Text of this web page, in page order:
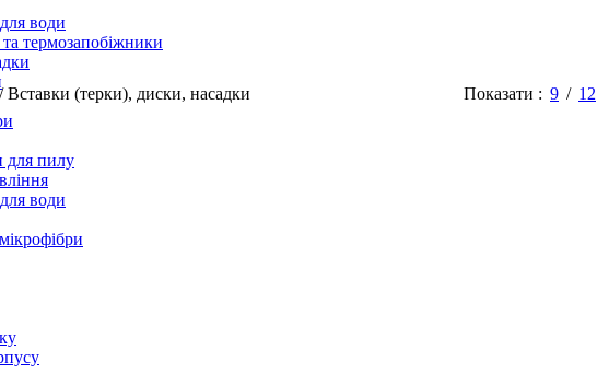
води
термозапобіжники
для пилу
води
/ Вставки (терки), диски, насадки Показати 9 12